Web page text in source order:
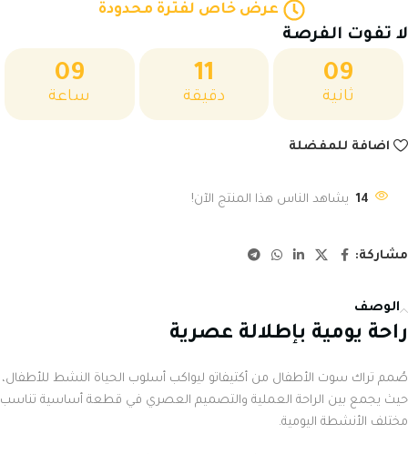
عرض خاص لفترة محدودة
لا تفوت الفرصة
09
ساعة
11
دقيقة
08
ثانية
اضافة للمفضلة
14 يشاهد الناس هذا المنتج الآن!
مشاركة:
الوصف
راحة يومية بإطلالة عصرية
صُمم تراك سوت الأطفال من أكتيفاتو ليواكب أسلوب الحياة النشط للأطفال،
حيث يجمع بين الراحة العملية والتصميم العصري في قطعة أساسية تناسب
مختلف الأنشطة اليومية.